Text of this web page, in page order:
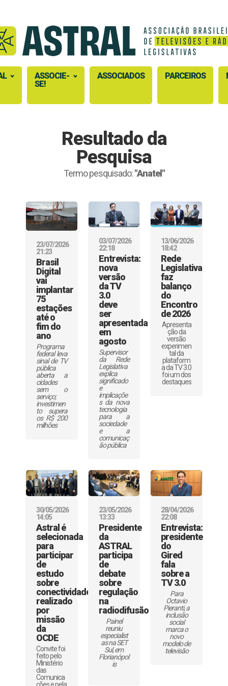
ASSOCIE-
SE!
ASSOCIADOS PARCEIROS
Resultado da
Pesquisa
Termo pesquisado:"Anatel"
23/07/2026
21:23
Brasil
Digital
vai
implantar
75
estações
até o
fim do
ano
Programa
federal leva
sinal de TV
pública
aberta a
cidades
sem o
serviço;
investimen
to supera
os R$ 200
milhões
03/07/2026
22:18
Entrevista:
nova
versão
da TV
3.0
deve
ser
apresentada
em
agosto
Supervisor
da Rede
Legislativa
explica
significado
e
implicaçõe
s da nova
tecnologia
para a
sociedade
e a
comunicaç
ão pública
13/06/2026
18:42
Rede
Legislativa
faz
balanço
do
Encontro
de 2026
Apresenta
ção da
versão
experimen
tal da
plataform
a da TV 3.0
foi um dos
destaques
30/05/2026
14:05
Astral é
selecionada
para
participar
de
estudo
sobre
conectividade
realizado
por
missão
da
OCDE
Convite foi
feito pelo
Ministério
das
Comunica
ções e pela
23/05/2026
13:33
Presidente
da
ASTRAL
participa
de
debate
sobre
regulação
na
radiodifusão
Painel
reuniu
especialist
as na SET
Sul, em
Florianópol
is
28/04/2026
22:08
Entrevista:
presidente
do
Gired
fala
sobre a
TV 3.0
Para
Octavio
Pieranti, a
inclusão
social
marca o
novo
modelo de
televisão